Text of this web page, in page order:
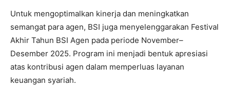
Untuk mengoptimalkan kinerja dan meningkatkan
semangat para agen, BSI juga menyelenggarakan Festival
Akhir Tahun BSI Agen pada periode November–
Desember 2025. Program ini menjadi bentuk apresiasi
atas kontribusi agen dalam memperluas layanan
keuangan syariah.